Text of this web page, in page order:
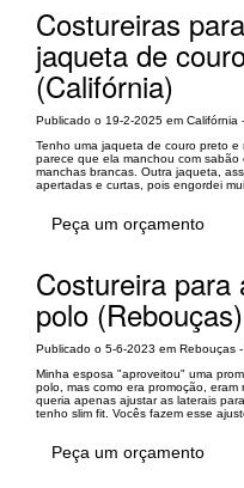
Costureiras
jaqueta de
(Califórnia)
Publicado o 19-2-2025 em Califórnia
Tenho uma jaqueta de couro preto
parece que ela manchou com
manchas brancas. Outra jaqueta,
apertadas e curtas, pois engordei
Peça um orçamento
Costureira
polo (Rebouças)
Publicado o 5-6-2023 em Rebouças
Minha esposa "aproveitou" uma
polo, mas como era promoção,
queria apenas ajustar as laterais
tenho slim fit. Vocês fazem esse
Peça um orçamento